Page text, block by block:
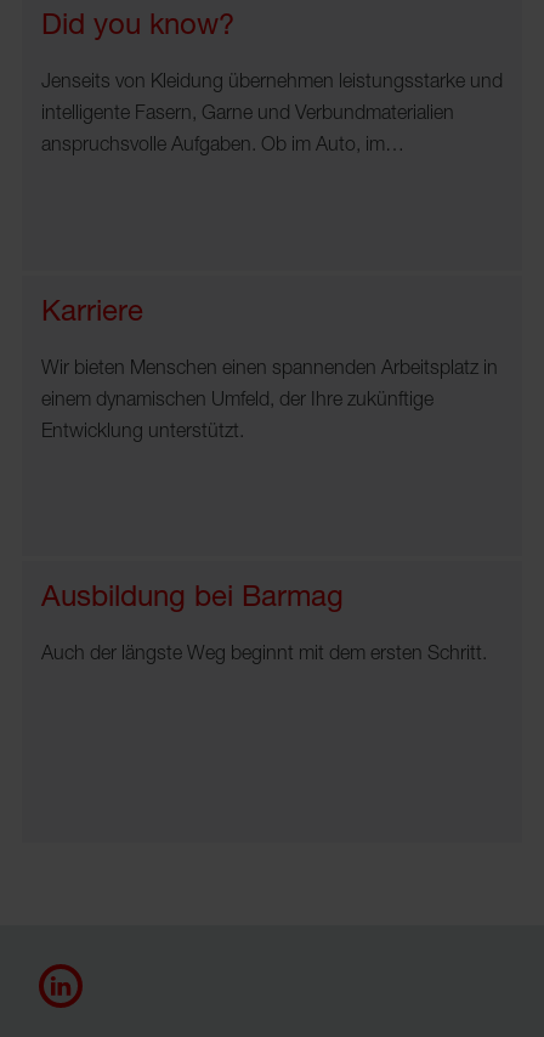
Did you know?
Jenseits von Kleidung übernehmen leistungsstarke und
intelligente Fasern, Garne und Verbundmaterialien
anspruchsvolle Aufgaben. Ob im Auto, im…
Karriere
Wir bieten Menschen einen spannenden Arbeitsplatz in
einem dynamischen Umfeld, der Ihre zukünftige
Entwicklung unterstützt.
Ausbildung bei Barmag
Auch der längste Weg beginnt mit dem ersten Schritt.